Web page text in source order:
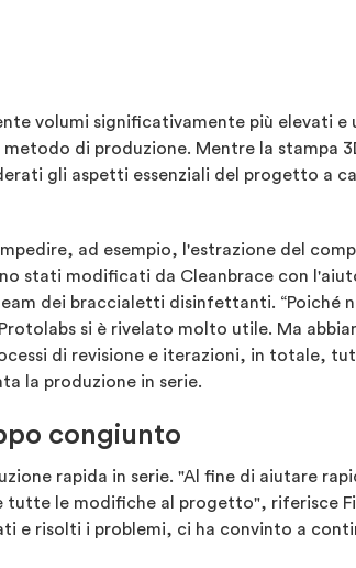
volumi significativamente più elevati e
di produzione. Mentre la stampa
gli aspetti essenziali del progetto a
ad esempio, l'estrazione del
stati modificati da Cleanbrace con
dei braccialetti disinfettanti. “Poiché
si è rivelato molto utile. Ma
di revisione e iterazioni, in totale,
la produzione in serie.
congiunto
rapida in serie. "Al fine di aiutare
le modifiche al progetto", riferisce
e risolti i problemi, ci ha convinto a